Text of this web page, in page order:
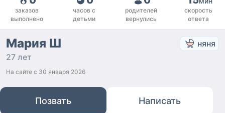
заказов
выполнено
часов с
детьми
родителей
вернулись
скорость
ответа
Мария Ш
няня
27 лет
На сайте с 30 января 2026
Позвать Написать